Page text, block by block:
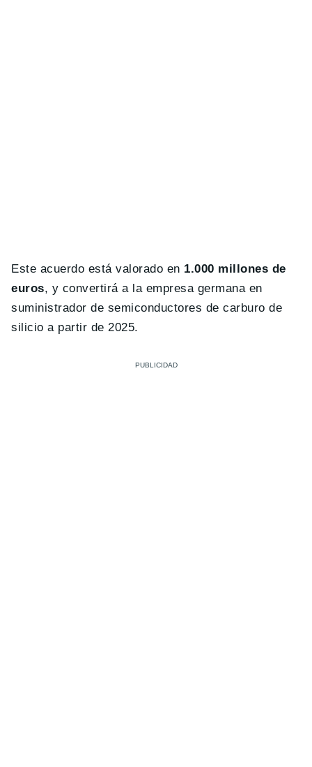
Este acuerdo está valorado en 1.000 millones de
euros, y convertirá a la empresa germana en
suministrador de semiconductores de carburo de
silicio a partir de 2025.